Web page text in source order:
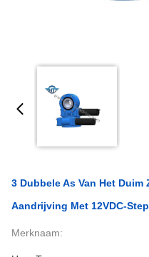
3 Dubbele As Van Het
Aandrijving Met 12VDC-
Merknaam: